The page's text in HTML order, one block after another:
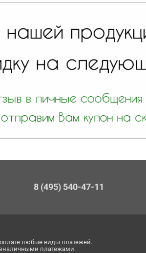
8 (495) 540-47-11
любые виды платежей.
платежами.